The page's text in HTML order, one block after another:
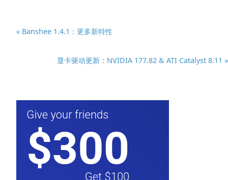
« Banshee 1.4.1：更多新特性
显卡驱动更新：NVIDIA 177.82 & ATI Catalyst 8.11 »